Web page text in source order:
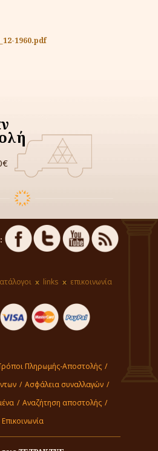
1960.pdf
links επικοινωνία
Πληρωμής-Αποστολής /
/ Ασφάλεια συναλλαγών /
/ Αναζήτηση αποστολής /
Επικοινωνία